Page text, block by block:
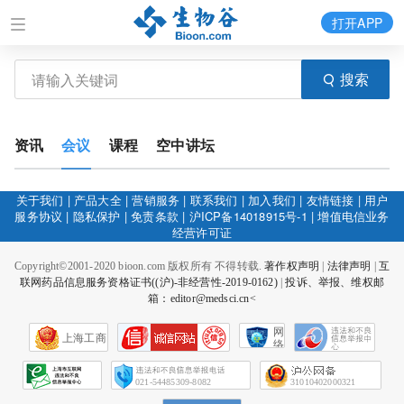
搜索
打开APP
资讯 会议 课程 空中讲坛
关于我们 | 产品大全|营销服务 | 联系我们 | 加入我们 | 友情链接 | 用户
服务协议 | 隐私保护 |免责条款 | 沪ICP备14018915号-1 |增值电信业务
经营许可证
Copyright©2001-2020 bioon.com 版权所有 不得转载.著作权声明 法律声明
互
联网药品信息服务资格证书((沪)-非经营性-2019-0162)|投诉、举报、维权邮
箱：editor@medsci.cn<
上海工商
网
络
会
征
021-54485309-8082 31010402000321